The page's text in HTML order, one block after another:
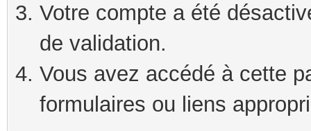
Votre compte a été
de validation.
Vous avez accédé à cette
formulaires ou liens